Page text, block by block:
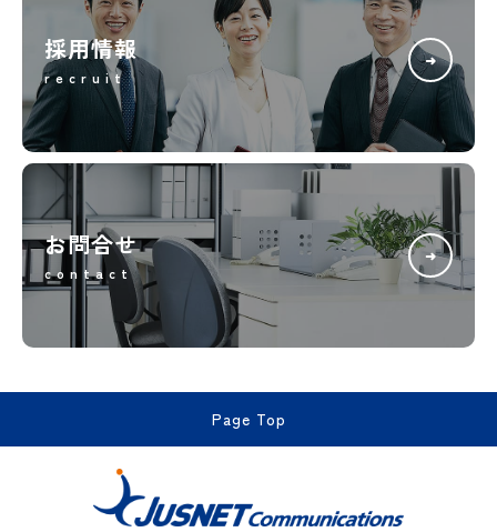
採用情報
recruit
➜
お問合せ
contact
➜
Page Top